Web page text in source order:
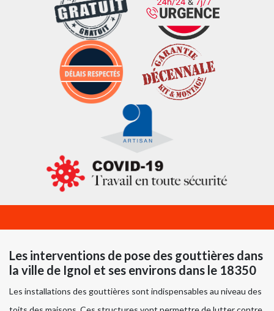
Les interventions de pose des gouttières dans
la ville de Ignol et ses environs dans le 18350
Les installations des gouttières sont indispensables au niveau des